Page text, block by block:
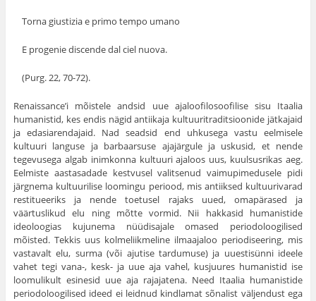
Torna giustizia e primo tempo umano
Ε progenie discende dal ciel nuova.
(Purg. 22, 70-72).
Renaissance’i mõistele andsid uue ajaloofilosoofilise sisu Itaalia
humanistid, kes endis nägid antiikaja kultuuritraditsioonide jätkajaid
ja edasiarendajaid. Nad seadsid end uhkusega vastu eelmisele
kultuuri languse ja barbaarsuse ajajärgule ja uskusid, et nende
tegevusega algab inimkonna kultuuri ajaloos uus, kuulsusrikas aeg.
Eelmiste aastasadade kestvusel valitsenud vaimupimedusele pidi
järgnema kultuurilise loomingu periood, mis antiiksed kultuurivarad
restitueeriks ja nende toetusel rajaks uued, omapärased ja
väärtuslikud elu ning mõtte vormid. Nii hakkasid humanistide
ideoloogias kujunema nüüdisajale omased periodoloogilised
mõisted. Tekkis uus kolmeliik­meline ilmaajaloo periodiseering, mis
vastavalt elu, surma (või ajutise tardumuse) ja uuestisünni ideele
vahet tegi vana-, kesk- ja uue aja vahel, kusjuures humanistid ise
loomulikult esinesid uue aja rajajatena. Need Itaalia humanistide
periodoloogilised ideed ei leidnud kindlamat sõnalist väljendust ega